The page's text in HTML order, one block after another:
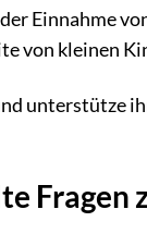
Einnahme
von kleinen
unterstütze